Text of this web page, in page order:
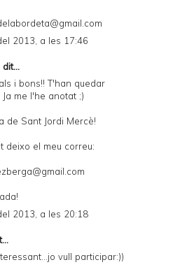
2013, a les 17:46
dit...
i bons!! T'han quedar
me l'he anotat ;)
de Sant Jordi Mercè!
deixo el meu correu:
2013, a les 20:18
vull participar:))